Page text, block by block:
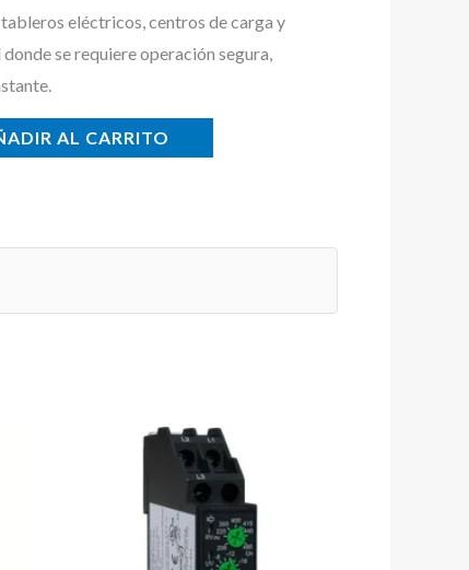
eléctricos, centros de carga y
se requiere operación segura,
AL CARRITO